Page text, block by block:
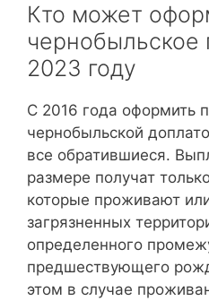
Кто может
чернобыльское
2023 году
С 2016 года оформить
чернобыльской
все обратившиеся.
размере получат
которые проживают
загрязненных
определенного
предшествующего
этом в случае